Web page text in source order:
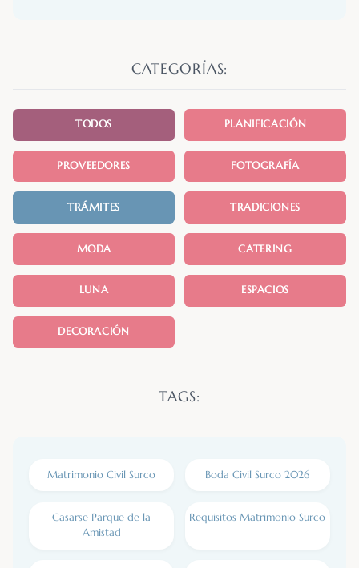
CATEGORÍAS:
TODOS PLANIFICACIÓN
PROVEEDORES FOTOGRAFÍA
TRÁMITES TRADICIONES
MODA CATERING
LUNA ESPACIOS
DECORACIÓN
TAGS:
Matrimonio Civil Surco Boda Civil Surco 2026
Casarse Parque de la
Amistad
Requisitos Matrimonio Surco